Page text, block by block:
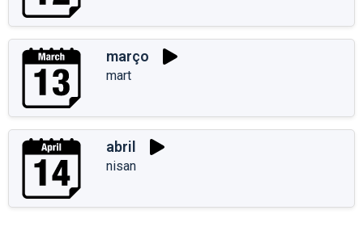
março
mart
abril
nisan